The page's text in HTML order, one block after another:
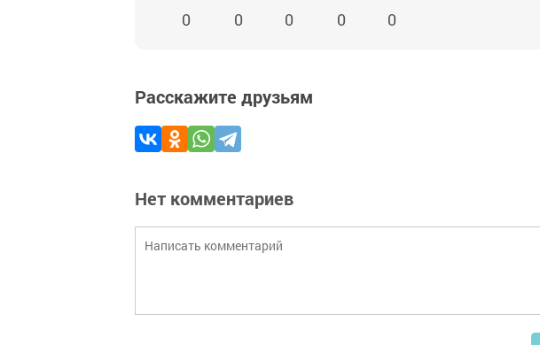
0 0 0 0 0
Расскажите друзьям
Нет комментариев